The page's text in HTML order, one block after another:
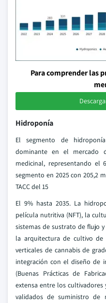
Para comprender las
Hidroponía
El segmento de
dominante en el mercado
medicinal, representando el
segmento en 2025 con 205,2
TACC del 15
El 9% hasta 2035. La
película nutritiva (NFT), la
sistemas de sustrato de flujo
la arquitectura de cultivo de
verticales de cannabis de
integración con el diseño de
(Buenas Prácticas de
extensa entre los
validados de suministro de